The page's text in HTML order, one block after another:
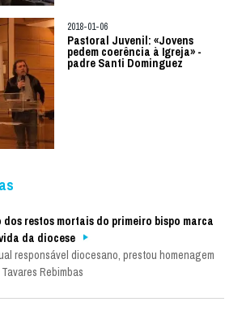
2018-01-06
Pastoral Juvenil: «Jovens
pedem coerência à Igreja» -
padre Santi Dominguez
restos mortais do primeiro bispo marca
da diocese
responsável diocesano, prestou homenagem
Rebimbas